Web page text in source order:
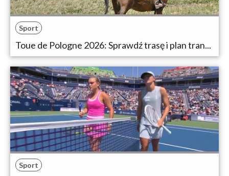
Sport
Toue de Pologne 2026: Sprawdź trasę i plan tran...
Sport